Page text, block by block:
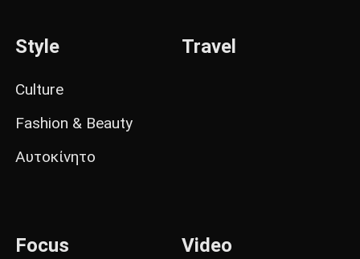
Style
Culture
Fashion & Beauty
Αυτοκίνητο
Travel
Focus Video